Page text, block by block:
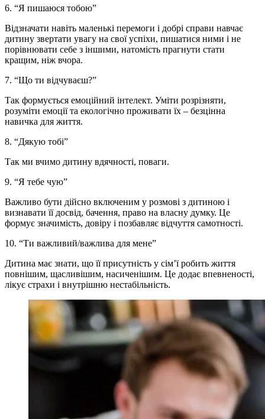
6. “Я пишаюся тобою”
Відзначати навіть маленькі перемоги і добрі справи навчає
дитину звертати увагу на свої успіхи, пишатися ними і не
порівнювати себе з іншими, натомість прагнути стати
кращим, ніж вчора.
7. “Що ти відчуваєш?”
Так формується емоційний інтелект. Уміти розрізняти,
розуміти емоції та екологічно проживати їх – безцінна
навичка для життя.
8. “Дякую тобі”
Так ми вчимо дитину вдячності, поваги.
9. “Я тебе чую”
Важливо бути дійсно включеним у розмові з дитиною і
визнавати її досвід, бачення, право на власну думку. Це
формує значимість, довіру і позбавляє відчуття самотності.
10. “Ти важливий/важлива для мене”
Дитина має знати, що її присутність у сім’ї робить життя
повнішим, щасливішим, насиченішим. Це додає впевненості,
лікує страхи і внутрішню нестабільність.